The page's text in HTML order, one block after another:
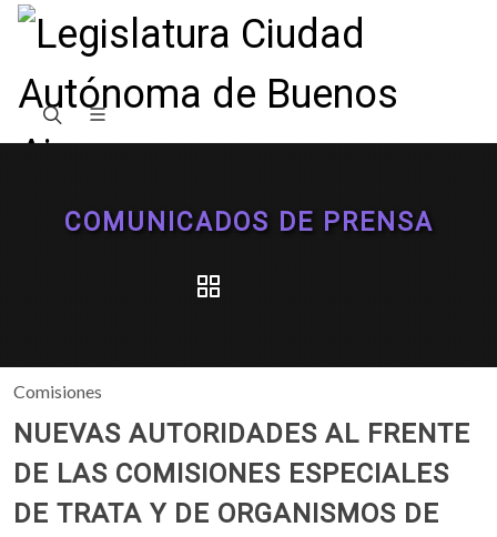
COMUNICADOS DE PRENSA
Comisiones
NUEVAS AUTORIDADES AL FRENTE
DE LAS COMISIONES ESPECIALES
DE TRATA Y DE ORGANISMOS DE